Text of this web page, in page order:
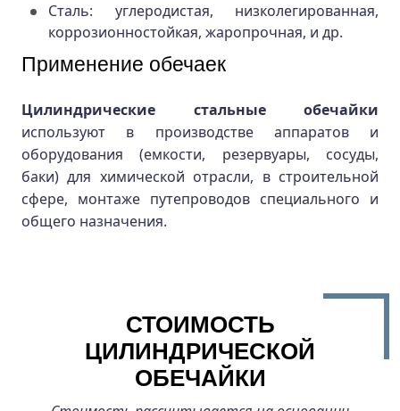
Сталь: углеродистая, низколегированная,
коррозионностойкая, жаропрочная, и др.
Применение обечаек
Цилиндрические стальные обечайки
используют в производстве аппаратов и
оборудования (емкости, резервуары, сосуды,
баки) для химической отрасли, в строительной
сфере, монтаже путепроводов специального и
общего назначения.
СТОИМОСТЬ
ЦИЛИНДРИЧЕСКОЙ
ОБЕЧАЙКИ